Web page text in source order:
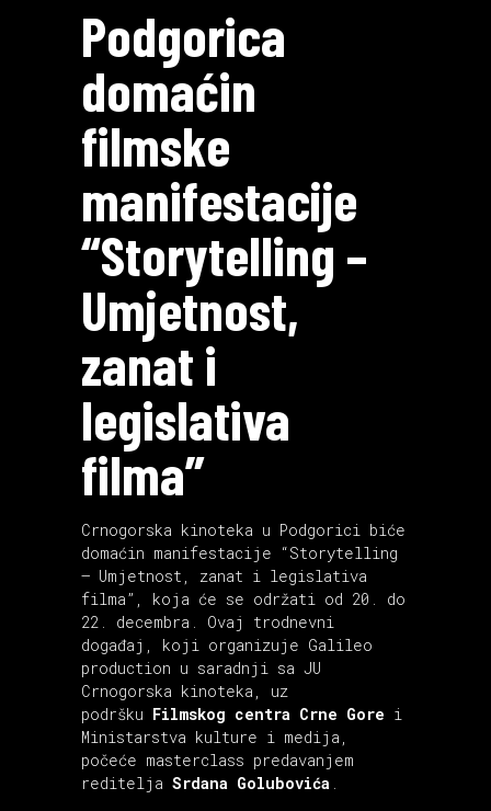
Podgorica
domaćin
filmske
manifestacije
“Storytelling –
Umjetnost,
zanat i
legislativa
filma”
Crnogorska kinoteka u Podgorici biće
domaćin manifestacije “Storytelling
– Umjetnost, zanat i legislativa
filma”, koja će se održati od 20. do
22. decembra. Ovaj trodnevni
događaj, koji organizuje Galileo
production u saradnji sa JU
Crnogorska kinoteka, uz
podršku Filmskog centra Crne Gore i
Ministarstva kulture i medija,
počeće masterclass predavanjem
reditelja Srdana Golubovića